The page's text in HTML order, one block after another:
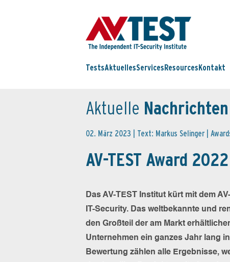
TestsAktuellesServices Resources Kontakt
Aktuelle Nachrichten
02. März 2023 | Text: Markus Selinger |
AV-TEST Award
Das AV-TEST Institut kürt mit dem
IT-Security. Das weltbekannte und
den Großteil der am Markt
Unternehmen ein ganzes Jahr lang
Bewertung zählen alle Ergebnisse,